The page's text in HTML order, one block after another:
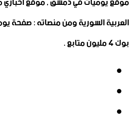
العربية السورية ومن منصاته :
بوك 4 مليون متابع .